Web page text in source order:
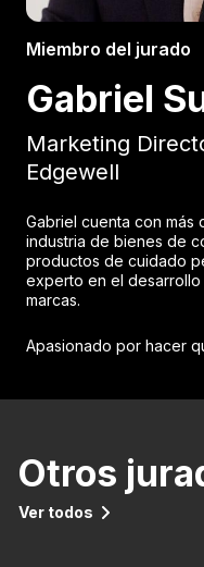
Miembro del jurado
Gabriel
Marketing
Edgewell
Gabriel cuenta con
industria de bienes de
productos de cuidado
experto en el
marcas.
Apasionado por hacer
Otros
Ver todos